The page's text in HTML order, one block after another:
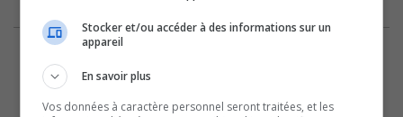
Stocker et/ou accéder à des informations sur un
appareil
En savoir plus
Vos données à caractère personnel seront traitées, et les